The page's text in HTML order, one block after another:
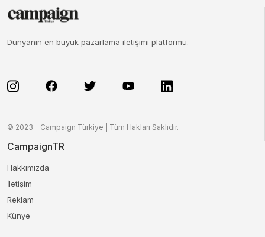
Dünyanın en büyük pazarlama iletişimi platformu.
© 2023 - Campaign Türkiye | Tüm Hakları Saklıdır.
CampaignTR
Hakkımızda
İletişim
Reklam
Künye